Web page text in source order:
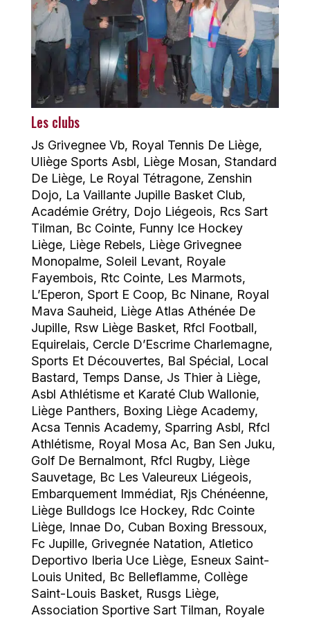
Les clubs
Js Grivegnee Vb, Royal Tennis De Liège,
Uliège Sports Asbl, Liège Mosan, Standard
De Liège, Le Royal Tétragone, Zenshin
Dojo, La Vaillante Jupille Basket Club,
Académie Grétry, Dojo Liégeois, Rcs Sart
Tilman, Bc Cointe, Funny Ice Hockey
Liège, Liège Rebels, Liège Grivegnee
Monopalme, Soleil Levant, Royale
Fayembois, Rtc Cointe, Les Marmots,
L’Eperon, Sport E Coop, Bc Ninane, Royal
Mava Sauheid, Liège Atlas Athénée De
Jupille, Rsw Liège Basket, Rfcl Football,
Equirelais, Cercle D’Escrime Charlemagne,
Sports Et Découvertes, Bal Spécial, Local
Bastard, Temps Danse, Js Thier à Liège,
Asbl Athlétisme et Karaté Club Wallonie,
Liège Panthers, Boxing Liège Academy,
Acsa Tennis Academy, Sparring Asbl, Rfcl
Athlétisme, Royal Mosa Ac, Ban Sen Juku,
Golf De Bernalmont, Rfcl Rugby, Liège
Sauvetage, Bc Les Valeureux Liégeois,
Embarquement Immédiat, Rjs Chénéenne,
Liège Bulldogs Ice Hockey, Rdc Cointe
Liège, Innae Do, Cuban Boxing Bressoux,
Fc Jupille, Grivegnée Natation, Atletico
Deportivo Iberia Uce Liège, Esneux Saint-
Louis United, Bc Belleflamme, Collège
Saint-Louis Basket, Rusgs Liège,
Association Sportive Sart Tilman, Royale